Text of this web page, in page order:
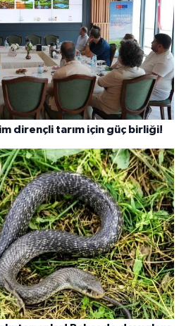
dirençli tarım için güç birliği!